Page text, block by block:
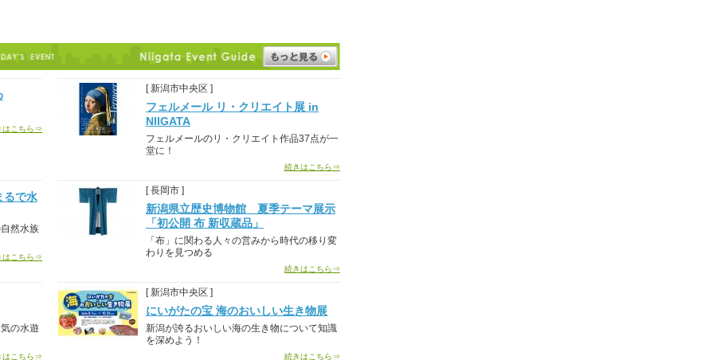
はこちら⇒
[ 新潟市中央区 ]
フェルメール リ・クリエイト展 in
NIIGATA
フェルメールのリ・クリエイト作品37点が一
堂に！
続きはこちら⇒
るで水
然水族
はこちら⇒
[ 長岡市 ]
新潟県立歴史博物館 夏季テーマ展示
「初公開 布 新収蔵品」
「布」に関わる人々の営みから時代の移り変
わりを見つめる
続きはこちら⇒
の水遊
はこちら⇒
[ 新潟市中央区 ]
にいがたの宝 海のおいしい生き物展
新潟が誇るおいしい海の生き物について知識
を深めよう！
続きはこちら⇒